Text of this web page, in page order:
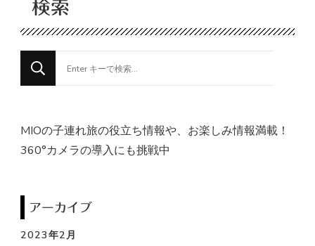
検索
探
し
す
か
?
MIOの子連れ旅の役立ち情報や、お楽しみ情報満載！
360°カメラの導入にも挑戦中
アーカイブ
2023年2月